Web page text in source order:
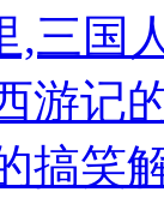
,三国
游记
搞笑